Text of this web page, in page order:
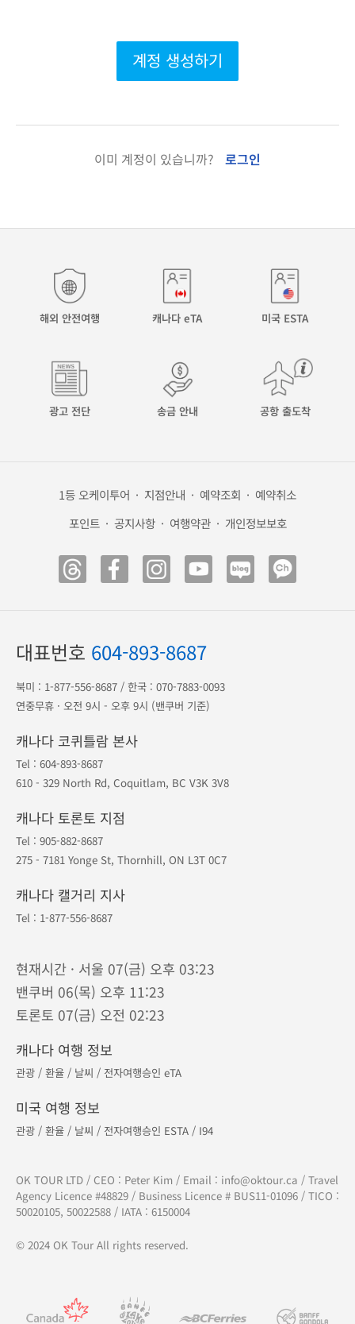
계정 생성하기
이미 계정이 있습니까? 로그인
해외 안전여행 캐나다 eTA 미국 ESTA
광고 전단 송금 안내 공항 출도착
1등 오케이투어 · 지점안내 · 예약조회 · 예약취소
포인트 · 공지사항 · 여행약관 · 개인정보보호
대표번호 604-893-8687
북미 : 1-877-556-8687 / 한국 : 070-7883-0093
연중무휴 · 오전 9시 - 오후 9시 (밴쿠버 기준)
캐나다 코퀴틀람 본사
Tel : 604-893-8687
610 - 329 North Rd, Coquitlam, BC V3K 3V8
캐나다 토론토 지점
Tel : 905-882-8687
275 - 7181 Yonge St, Thornhill, ON L3T 0C7
캐나다 캘거리 지사
Tel : 1-877-556-8687
현재시간 · 서울 07(금) 오후 03:23
밴쿠버 06(목) 오후 11:23
토론토 07(금) 오전 02:23
캐나다 여행 정보
관광 / 환율 / 날씨 / 전자여행승인 eTA
미국 여행 정보
관광 / 환율 / 날씨 / 전자여행승인 ESTA / I94
OK TOUR LTD / CEO : Peter Kim / Email : info@oktour.ca / Travel
Agency Licence #48829 / Business Licence # BUS11-01096 / TICO :
50020105, 50022588 / IATA : 6150004
© 2024 OK Tour All rights reserved.